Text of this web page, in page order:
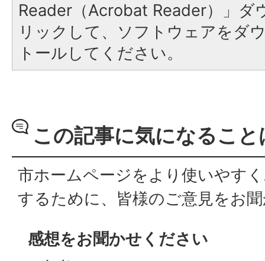
Reader（Acrobat Reader）」ダ
リックして、ソフトウェアをダ
トールしてください。
この記事に気になるこ
市ホームページをより使いやす
するために、皆様のご意見をお
感想をお聞かせください